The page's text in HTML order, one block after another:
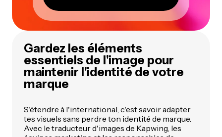
Gardez les éléments
essentiels de l'image pour
maintenir l'identité de votre
marque
S'étendre à l'international, c'est savoir adapter
tes visuels sans perdre ton identité de marque.
Avec le traducteur d'images de Kapwing, les